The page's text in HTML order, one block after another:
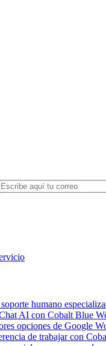
humano
AI con Cobalt Blue
opciones de Google
de trabajar con